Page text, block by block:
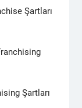
Şartları
Şartları